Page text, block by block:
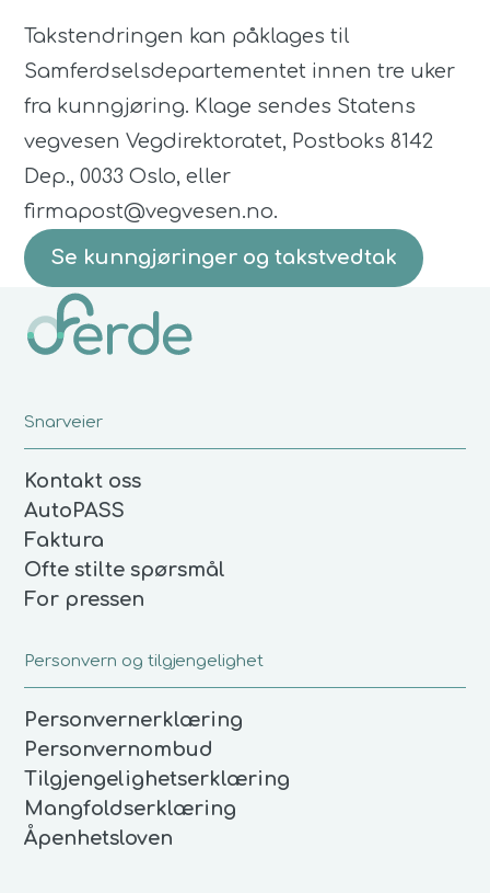
Takstendringen kan påklages til
Samferdselsdepartementet innen tre uker
fra kunngjøring. Klage sendes Statens
vegvesen Vegdirektoratet, Postboks 8142
Dep., 0033 Oslo, eller
firmapost@vegvesen.no.
Se kunngjøringer og takstvedtak
Snarveier
Kontakt oss
AutoPASS
Faktura
Ofte stilte spørsmål
For pressen
Personvern og tilgjengelighet
Personvernerklæring
Personvernombud
Tilgjengelighetserklæring
Mangfoldserklæring
Åpenhetsloven